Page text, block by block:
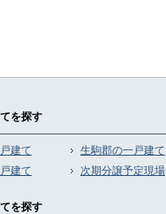
を探す
建て
生駒郡の一戸建て
建て
次期分譲予定現場
を探す